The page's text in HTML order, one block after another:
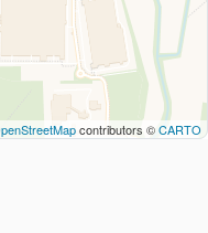
contributors ©CARTO